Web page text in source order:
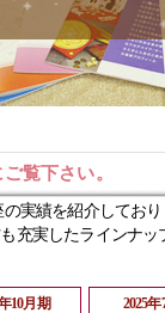
覧下さい。
実績を紹介してお
充実したラインナッ
10月期 2025